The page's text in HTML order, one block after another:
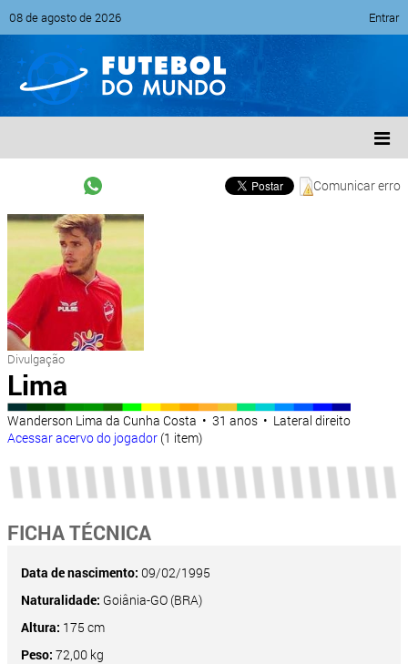
08 de agosto de 2026 Entrar
Comunicar erro
Divulgação
Lima
Wanderson Lima da Cunha Costa • 31 anos • Lateral direito
Acessar acervo do jogador (1 item)
FICHA TÉCNICA
Data de nascimento: 09/02/1995
Naturalidade: Goiânia-GO (BRA)
Altura: 175 cm
Peso: 72,00 kg